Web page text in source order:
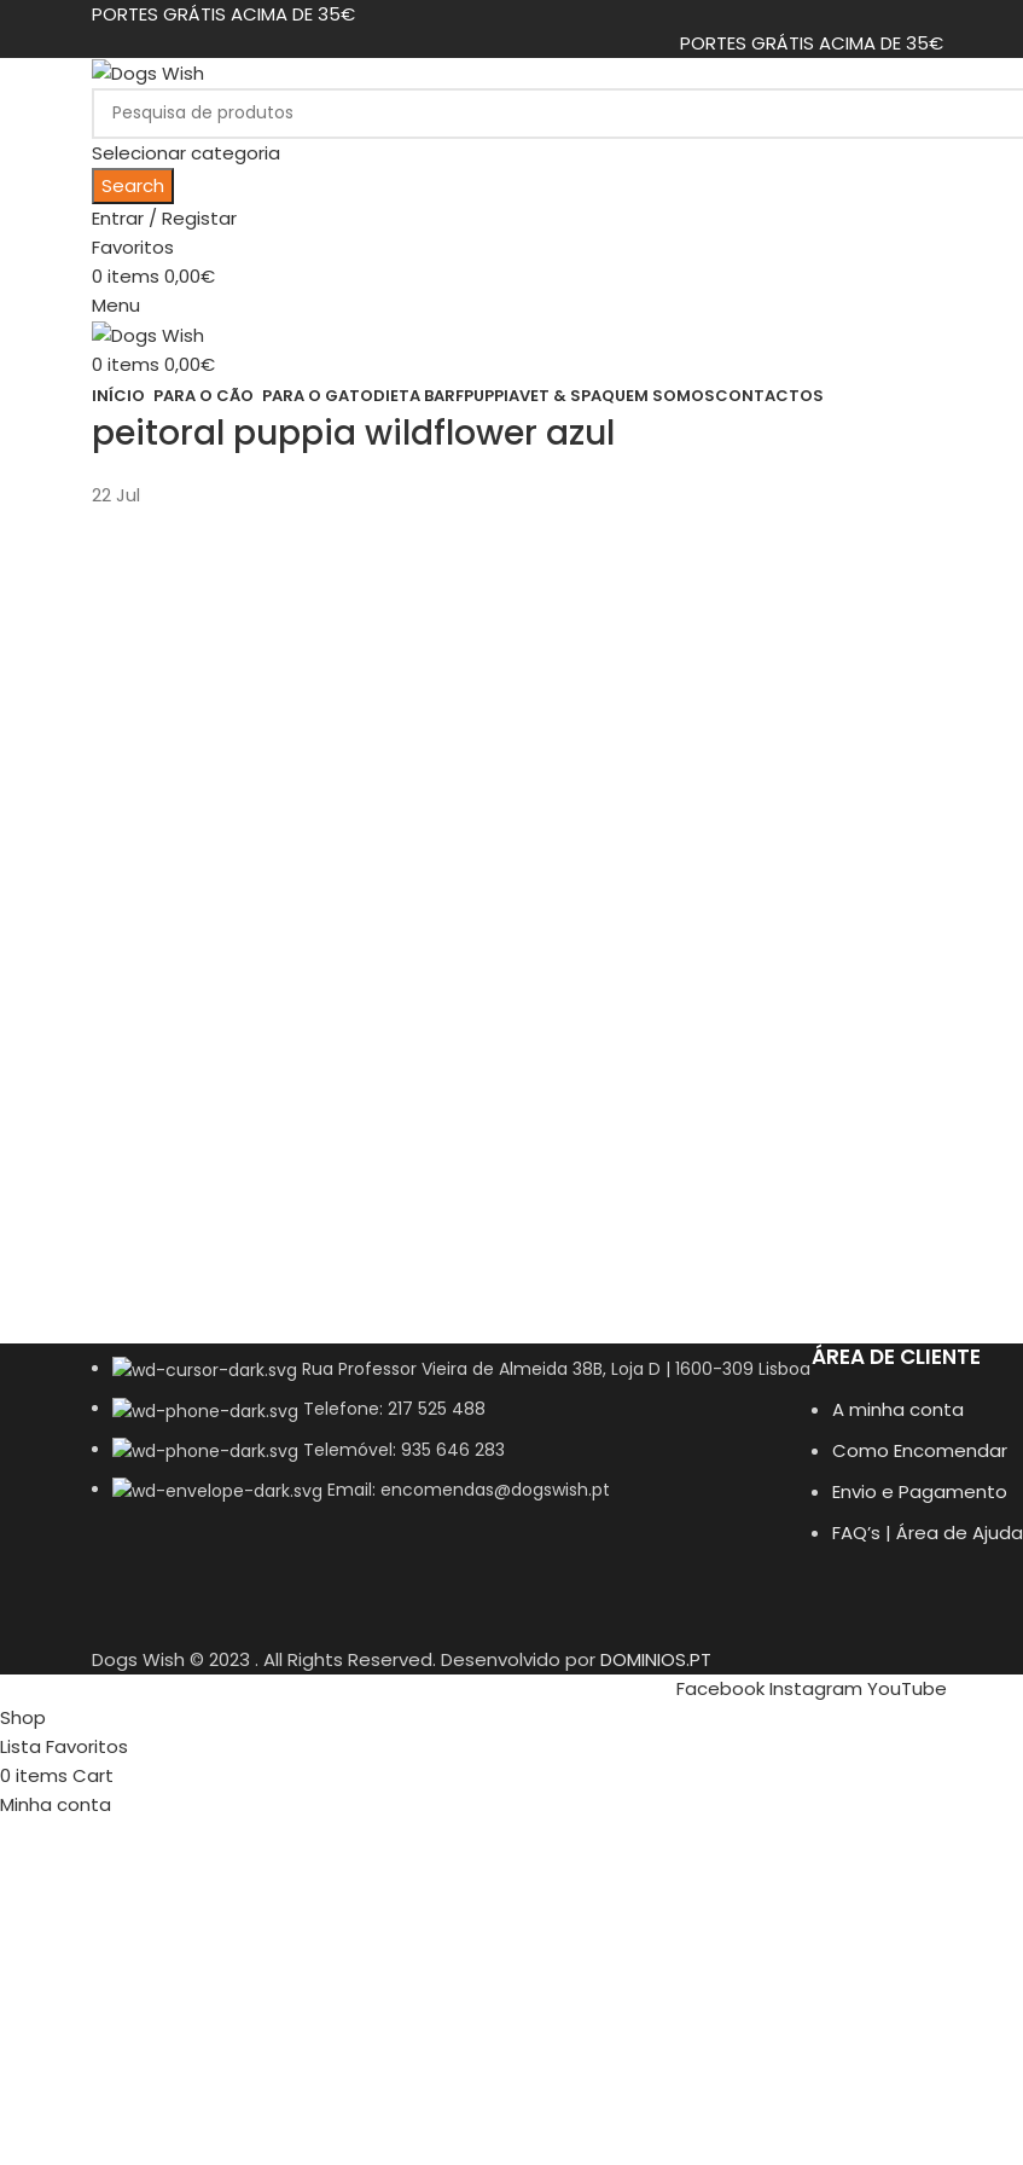
PORTES GRÁTIS ACIMA DE 35€
PORTES GRÁTIS ACIMA DE 35€
Selecionar categoria
Search
Entrar / Registar
Favoritos
0 items 0,00€
Menu
0 items 0,00€
INÍCIO PARA O CÃO PARA O GATODIETA BARFPUPPIAVET & SPAQUEM SOMOSCONTACTOS
peitoral puppia wildflower azul
22Jul
Rua Professor Vieira de Almeida 38B, Loja D | 1600-309 Lisboa
Telefone: 217 525 488
Telemóvel: 935 646 283
Email: encomendas@dogswish.pt
ÁREA DE CLIENTE
A minha conta
Como Encomendar
Envio e Pagamento
FAQ’s | Área de Ajuda
Dogs Wish © 2023 . All Rights Reserved. Desenvolvido porDOMINIOS.PT
FacebookInstagram YouTube
Shop
Lista Favoritos
0 items Cart
Minha conta